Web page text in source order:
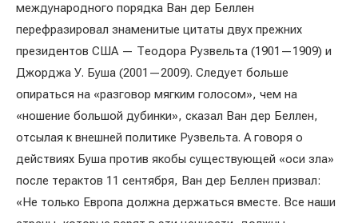
международного порядка Ван дер Беллен
перефразировал знаменитые цитаты двух прежних
президентов США — Теодора Рузвельта (1901—1909) и
Джорджа У. Буша (2001—2009). Следует больше
опираться на «разговор мягким голосом», чем на
«ношение большой дубинки», сказал Ван дер Беллен,
отсылая к внешней политике Рузвельта. А говоря о
действиях Буша против якобы существующей «оси зла»
после терактов 11 сентября, Ван дер Беллен призвал:
«Не только Европа должна держаться вместе. Все наши